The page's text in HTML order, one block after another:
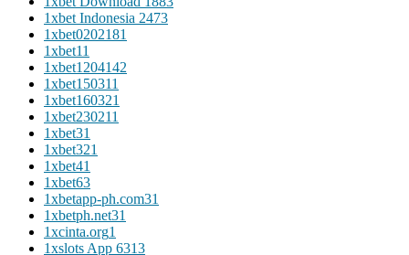
1xbet Indonesia 2473
1xbet0202181
1xbet11
1xbet1204142
1xbet150311
1xbet160321
1xbet230211
1xbet31
1xbet321
1xbet41
1xbet63
1xbetapp-ph.com31
1xbetph.net31
1xcinta.org1
1xslots App 6313